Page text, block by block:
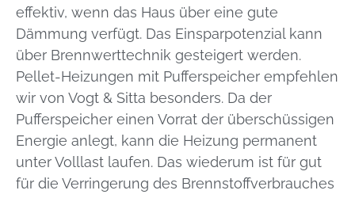
effektiv, wenn das Haus über eine gute
Dämmung verfügt. Das Einsparpotenzial kann
über Brennwerttechnik gesteigert werden.
Pellet-Heizungen mit Pufferspeicher empfehlen
wir von Vogt & Sitta besonders. Da der
Pufferspeicher einen Vorrat der überschüssigen
Energie anlegt, kann die Heizung permanent
unter Volllast laufen. Das wiederum ist für gut
für die Verringerung des Brennstoffverbrauches